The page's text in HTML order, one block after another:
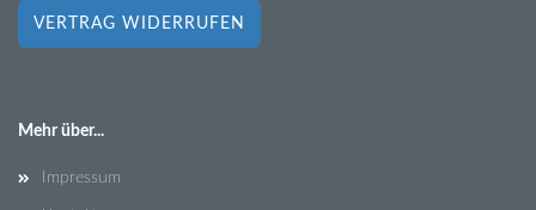
VERTRAG WIDERRUFEN
Mehr über...
Impressum